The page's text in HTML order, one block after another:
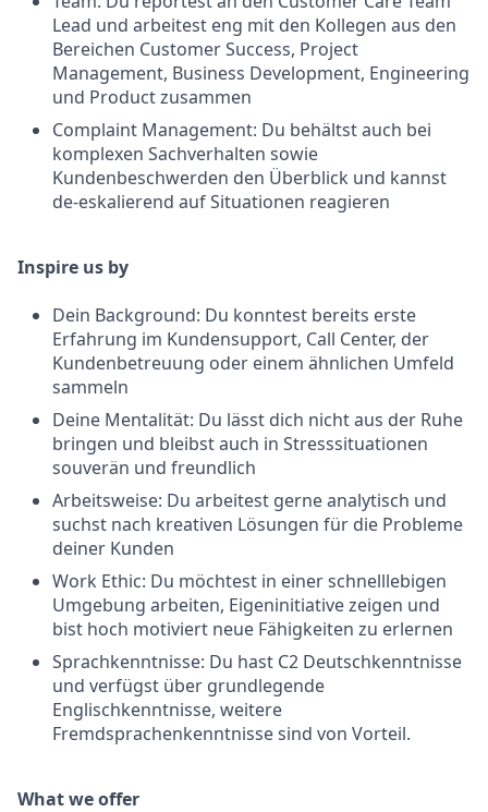
Lead und arbeitest eng mit den Kollegen aus den
Bereichen Customer Success, Project
Management, Business Development, Engineering
und Product zusammen
Complaint Management: Du behältst auch bei
komplexen Sachverhalten sowie
Kundenbeschwerden den Überblick und kannst
de-eskalierend auf Situationen reagieren
Inspire us by
Dein Background: Du konntest bereits erste
Erfahrung im Kundensupport, Call Center, der
Kundenbetreuung oder einem ähnlichen Umfeld
sammeln
Deine Mentalität: Du lässt dich nicht aus der Ruhe
bringen und bleibst auch in Stresssituationen
souverän und freundlich
Arbeitsweise: Du arbeitest gerne analytisch und
suchst nach kreativen Lösungen für die Probleme
deiner Kunden
Work Ethic: Du möchtest in einer schnelllebigen
Umgebung arbeiten, Eigeninitiative zeigen und
bist hoch motiviert neue Fähigkeiten zu erlernen
Sprachkenntnisse: Du hast C2 Deutschkenntnisse
und verfügst über grundlegende
Englischkenntnisse, weitere
Fremdsprachenkenntnisse sind von Vorteil.
What we offer